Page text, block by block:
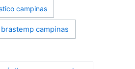
campinas
campinas